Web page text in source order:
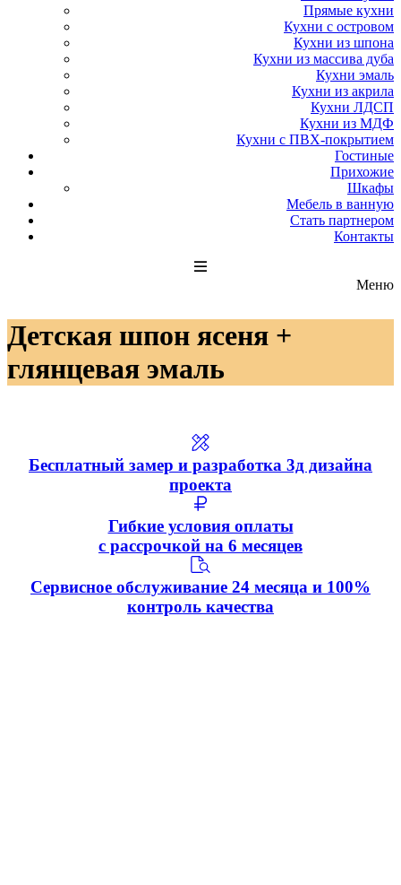
Прямые кухни
Кухни с островом
Кухни из шпона
Кухни из массива дуба
Кухни эмаль
Кухни из акрила
Кухни ЛДСП
Кухни из МДФ
Кухни с ПВХ-покрытием
Гостиные
Прихожие
Шкафы
Мебель в ванную
Стать партнером
Контакты
Меню
Детская шпон ясеня +
глянцевая эмаль
Бесплатный замер и разработка 3д дизайна
проекта
Гибкие условия оплаты
с рассрочкой на 6 месяцев
Сервисное обслуживание 24 месяца и 100%
контроль качества